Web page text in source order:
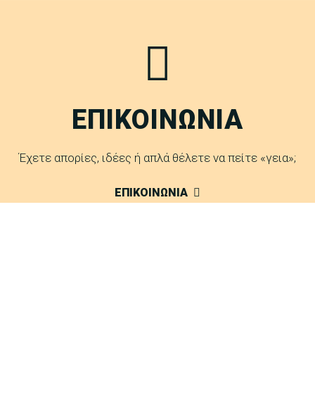
ΕΠΙΚΟΙΝΩΝΙΑ
Έχετε απορίες, ιδέες ή απλά θέλετε να πείτε «γεια»;
ΕΠΙΚΟΙΝΩΝΙΑ